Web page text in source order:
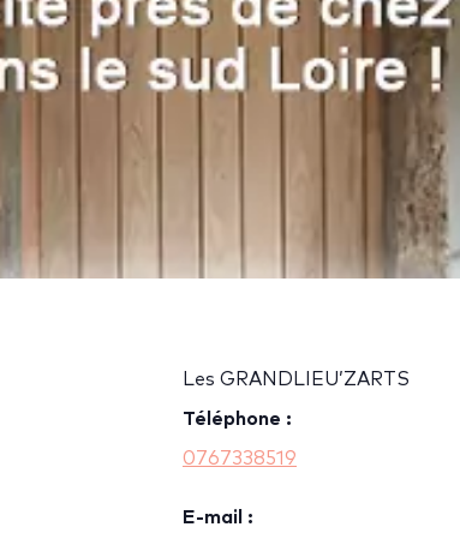
Les GRANDLIEU’ZARTS
Téléphone :
0767338519
E-mail :